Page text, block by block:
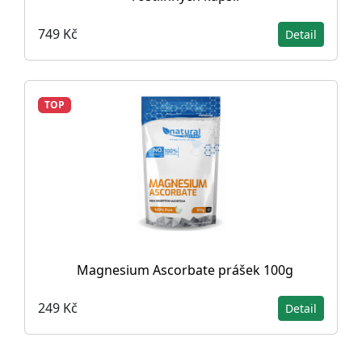
749 Kč Detail
TOP
Magnesium Ascorbate prášek 100g
249 Kč Detail